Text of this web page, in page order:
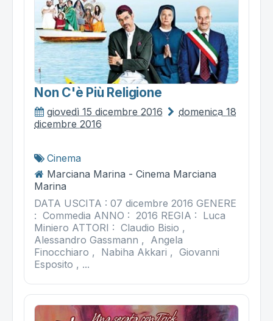
Non C'è Più Religione
giovedì 15 dicembre 2016
domenica 18
dicembre 2016
Cinema
Marciana Marina - Cinema Marciana
Marina
DATA USCITA : 07 dicembre 2016 GENERE
: Commedia ANNO : 2016 REGIA : Luca
Miniero ATTORI : Claudio Bisio ,
Alessandro Gassmann , Angela
Finocchiaro , Nabiha Akkari , Giovanni
Esposito , ...